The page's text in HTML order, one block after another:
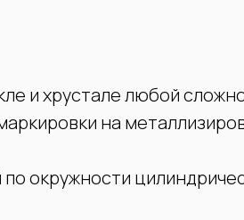
и хрустале любой
на
окружности